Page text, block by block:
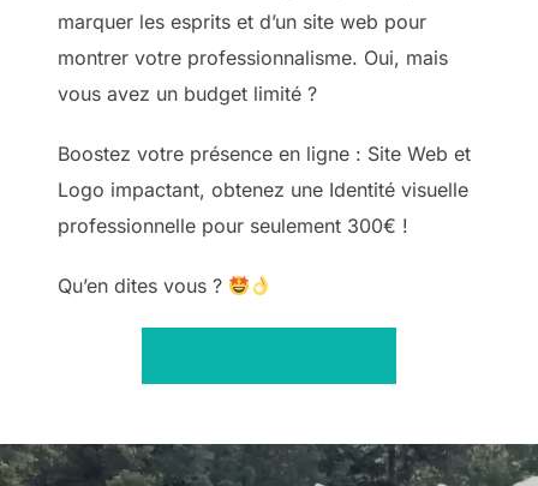
marquer les esprits et d’un site web pour
montrer votre professionnalisme. Oui, mais
vous avez un budget limité ?
Boostez votre présence en ligne : Site Web et
Logo impactant, obtenez une Identité visuelle
professionnelle pour seulement 300€ !
Qu’en dites vous ?